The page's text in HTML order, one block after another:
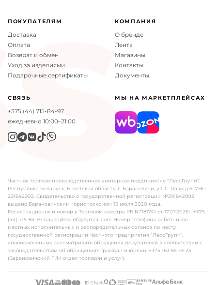
ПОКУПАТЕЛЯМ
Доставка
Оплата
Возврат и обмен
Уход за изделиями
Подарочные сертификаты
КОМПАНИЯ
О бренде
Лента
Магазины
Контакты
Документы
СВЯЗЬ
+375 (44) 715-84-97
ежедневно 10:00–21:00
МЫ НА МАРКЕТПЛЕЙСАХ
Частное торгово-производственное унитарное предприятие "ЛессГрупп".
Республика Беларусь, Брестская область, г. Барановичи, ул. С. Лазо, д.6. УНП
291642902. Свидетельство о государственной регистрации №291642902
выдано Барановичским горисполкомом 15 июля 2020 года.
Регистрационный номер в Торговом реестре РБ №781741 от 17.07.2026г. +375
(44) 715-84-97 bagsbylessinfo@gmail.com Номер телефона работников
местных исполнительных и распорядительных органов по месту
государственной регистрации Частного предприятия "ЛессГрупп",
уполномоченных рассматривать обращения покупателей в соответствии с
законодательством об обращениях граждан и юрлиц: +375 163 65-19-25
(Барановичский ГИК отдел торговли и услуг).